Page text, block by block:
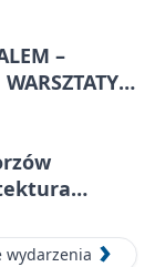
–
wydarzenia